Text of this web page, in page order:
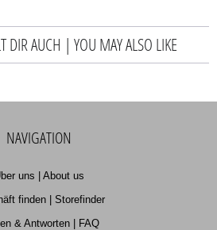
DIR AUCH | YOU MAY ALSO LIKE
NAVIGATION
uns | About us
finden | Storefinder
& Antworten | FAQ